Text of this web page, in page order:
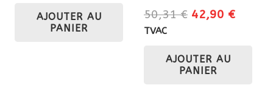
AJOUTER AU
PANIER
50,31€ Le
était :
50,31 €.
42,90 €Le
TVAC
AJOUTER AU
PANIER